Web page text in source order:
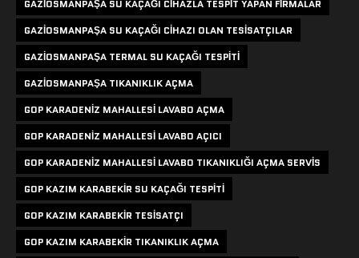
GAZIOSMANPAŞA SU KAÇAĞI CIHAZLA TESPIT YAPAN FIRMALAR
GAZIOSMANPAŞA SU KAÇAĞI CIHAZI OLAN TESISATÇILAR
GAZIOSMANPAŞA TERMAL SU KAÇAĞI TESPITI
GAZIOSMANPAŞA TIKANIKLIK AÇMA
GOP KARADENIZ MAHALLESI LAVABO AÇMA
GOP KARADENIZ MAHALLESI LAVABO AÇICI
GOP KARADENIZ MAHALLESI LAVABO TIKANIKLIĞI AÇMA SERVIS
GOP KAZIM KARABEKIR SU KAÇAĞI TESPITI
GOP KAZIM KARABEKIR TESISATÇI
GOP KAZIM KARABEKIR TIKANIKLIK AÇMA